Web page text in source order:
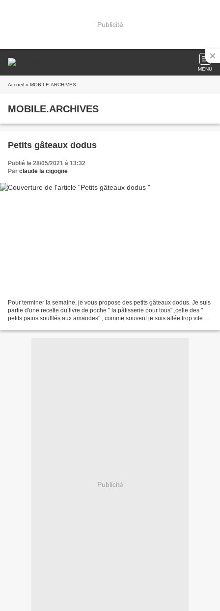
Publicité
MENU
Accueil » MOBILE.ARCHIVES
MOBILE.ARCHIVES
Petits gâteaux dodus
Publié le 28/05/2021 à 13:32
Par claude la cigogne
Pour terminer la semaine, je vous propose des petits gâteaux dodus. Je suis
partie d'une recette du livre de poche " la pâtisserie pour tous" ,celle des "
petits pains soufflés aux amandes" ; comme souvent je suis allée trop vite et
Publicité